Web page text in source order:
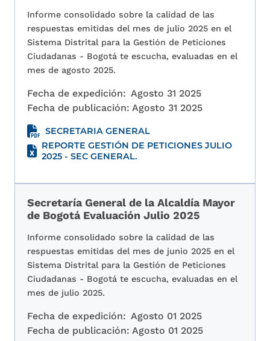
Informe consolidado sobre la calidad de las
respuestas emitidas del mes de julio 2025 en el
Sistema Distrital para la Gestión de Peticiones
Ciudadanas - Bogotá te escucha, evaluadas en el
mes de agosto 2025.
Fecha de expedición: Agosto 31 2025
Fecha de publicación: Agosto 31 2025
SECRETARIA GENERAL
REPORTE GESTIÓN DE PETICIONES JULIO
2025 - SEC GENERAL.
Secretaría General de la Alcaldía Mayor
de Bogotá Evaluación Julio 2025
Informe consolidado sobre la calidad de las
respuestas emitidas del mes de junio 2025 en el
Sistema Distrital para la Gestión de Peticiones
Ciudadanas - Bogotá te escucha, evaluadas en el
mes de julio 2025.
Fecha de expedición: Agosto 01 2025
Fecha de publicación: Agosto 01 2025